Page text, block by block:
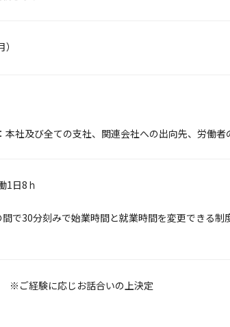
社及び全ての支社、関連会社への出向先、労働者
1日8ｈ
で30分刻みで始業時間と就業時間を変更できる制
ご経験に応じお話合いの上決定